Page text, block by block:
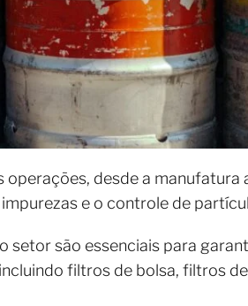
operações, desde a
e o controle de
setor são essenciais para
filtros de bolsa, filtros